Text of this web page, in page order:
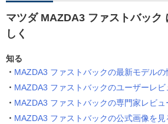
マツダ MAZDA3 ファストバック
しく
知る
MAZDA3 ファストバックの最新モデルの
MAZDA3 ファストバックのユーザーレビ
MAZDA3 ファストバックの専門家レビュ
MAZDA3 ファストバックの公式画像を見